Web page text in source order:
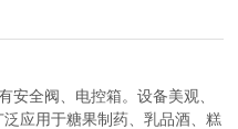
安全阀、电控箱。设备美观、
应用于糖果制药、乳品酒、糕